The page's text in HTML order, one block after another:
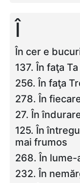
Î
În cer e
137. În faţa
256. În faţa
278. În
27. În
125. În
mai frumos
268. În
232. În